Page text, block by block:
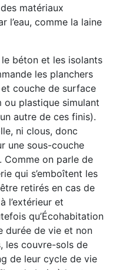
matériaux
l’eau, comme la laine
béton et les isolants
les planchers
couche de surface
ou plastique simulant
autre de ces finis).
ni clous, donc
une sous-couche
Comme on parle de
qui s’emboîtent les
retirés en cas de
l’extérieur et
qu’Écohabitation
durée de vie et non
les couvre-sols de
de leur cycle de vie